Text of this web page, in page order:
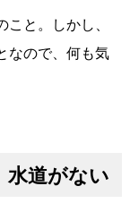
と。しかし、
なので、何も気
道がない